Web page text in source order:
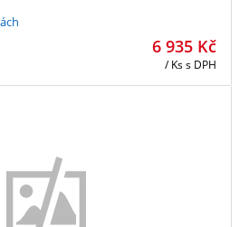
6 935 Kč
/ Kss DPH